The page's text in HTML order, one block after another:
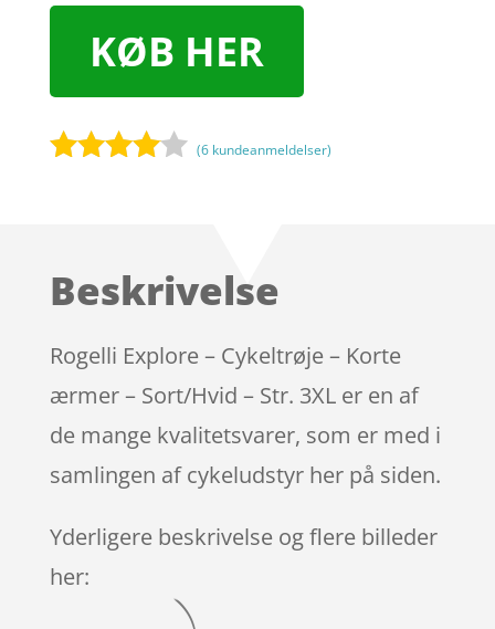
KØB HER
på
ømmels
er
(6 kundeanmeldelser)
Beskrivelse
Rogelli Explore – Cykeltrøje – Korte
ærmer – Sort/Hvid – Str. 3XL er en af
de mange kvalitetsvarer, som er med i
samlingen af cykeludstyr her på siden.
Yderligere beskrivelse og flere billeder
her: